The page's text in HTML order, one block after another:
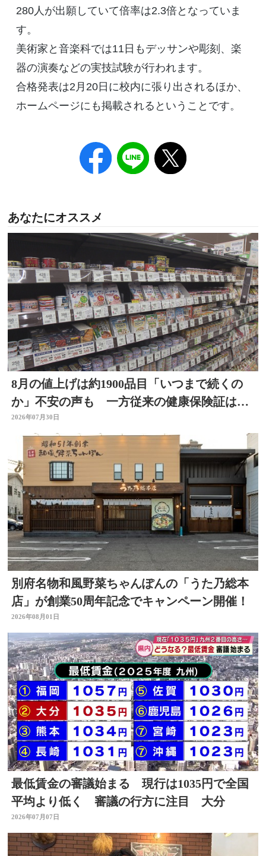
280人が出願していて倍率は2.3倍となっていま
す。
美術家と音楽科では11日もデッサンや彫刻、楽
器の演奏などの実技試験が行われます。
合格発表は2月20日に校内に張り出されるほか、
ホームページにも掲載されるということです。
あなたにオススメ
8月の値上げは約1900品目「いつまで続くの
か」不安の声も 一方従来の健康保険証は使
用不可に
2026年07月30日
別府名物和風野菜ちゃんぽんの「うた乃総本
店」が創業50周年記念でキャンペーン開催！
2026年08月01日
最低賃金の審議始まる 現行は1035円で全国
平均より低く 審議の行方に注目 大分
2026年07月07日